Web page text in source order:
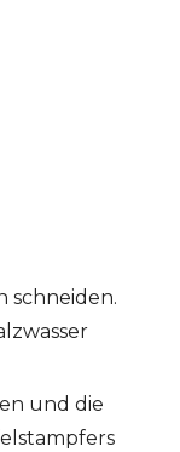
schneiden.
und die